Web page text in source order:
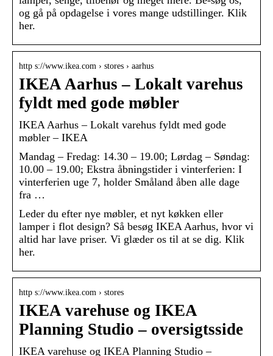
og gå på opdagelse i vores mange udstillinger. Klik
her.
http s://www.ikea.com › stores › aarhus
IKEA Aarhus – Lokalt varehus
fyldt med gode møbler
IKEA Aarhus – Lokalt varehus fyldt med gode
møbler – IKEA
Mandag – Fredag: 14.30 – 19.00; Lørdag – Søndag:
10.00 – 19.00; Ekstra åbningstider i vinterferien: I
vinterferien uge 7, holder Småland åben alle dage
fra …
Leder du efter nye møbler, et nyt køkken eller
lamper i flot design? Så besøg IKEA Aarhus, hvor vi
altid har lave priser. Vi glæder os til at se dig. Klik
her.
http s://www.ikea.com › stores
IKEA varehuse og IKEA
Planning Studio – oversigtsside
IKEA varehuse og IKEA Planning Studio –